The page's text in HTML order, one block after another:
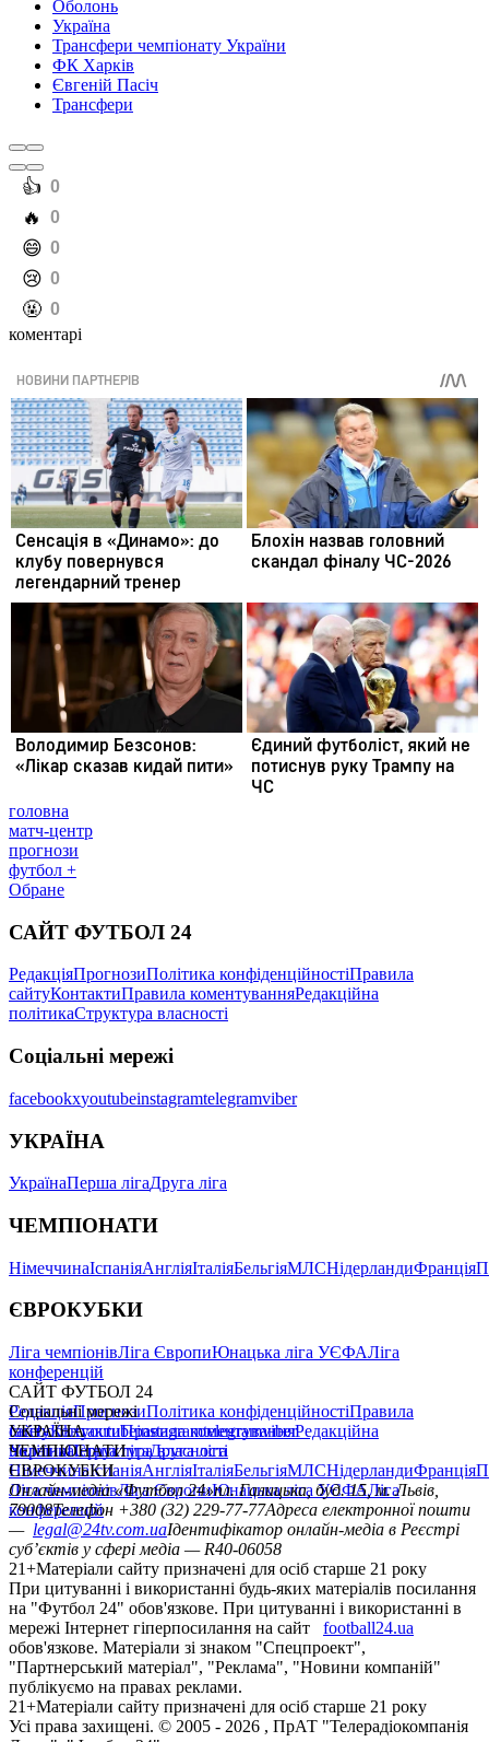
Оболонь
Україна
Трансфери чемпіонату України
ФК Харків
Євгеній Пасіч
Трансфери
️👍 0
️🔥 0
️😄 0
️😢 0
️🤬 0
коментарі
головна
матч-центр
прогнози
футбол +
Обране
САЙТ ФУТБОЛ 24
РедакціяПрогнозиПолітика конфіденційностіПравила
сайтуКонтактиПравила коментуванняРедакційна
політикаСтруктура власності
Соціальні мережі
facebookxyoutubeinstagramtelegramviber
УКРАЇНА
УкраїнаПерша лігаДруга ліга
ЧЕМПІОНАТИ
НімеччинаІспаніяАнгліяІталіяБельгіяМЛСНідерландиФранція
ЄВРОКУБКИ
Ліга чемпіонівЛіга ЄвропиЮнацька ліга УЄФАЛіга
конференцій
САЙТ ФУТБОЛ 24
РедакціяПрогнозиПолітика конфіденційностіПравила
сайтуКонтактиПравила коментуванняРедакційна
політикаСтруктура власності
Соціальні мережі
facebookxyoutubeinstagramtelegramviber
УКРАЇНА
УкраїнаПерша лігаДруга ліга
ЧЕМПІОНАТИ
НімеччинаІспаніяАнгліяІталіяБельгіяМЛСНідерландиФранція
ЄВРОКУБКИ
Ліга чемпіонівЛіга ЄвропиЮнацька ліга УЄФАЛіга
конференцій
Онлайн-медіа «Футбол 24»пл. Галицька, буд. 15, м. Львів,
79008Телефон +380 (32) 229-77-77Адреса електронної пошти
— legal@24tv.com.uaІдентифікатор онлайн-медіа в Реєстрі
суб’єктів у сфері медіа — R40-06058
21+Матеріали сайту призначені для осіб старше 21 року
При цитуванні і використанні будь-яких матеріалів посилання
на "Футбол 24" обов'язкове. При цитуванні і використанні в
мережі Інтернет гіперпосилання на сайт
football24.ua
обов'язкове. Матеріали зі знаком "Спецпроект",
"Партнерський матеріал", "Реклама", "Новини компаній"
публікуємо на правах реклами.
21+Матеріали сайту призначені для осіб старше 21 року
Усi права захищенi. © 2005 - 2026 , ПрАТ "Телерадіокомпанія